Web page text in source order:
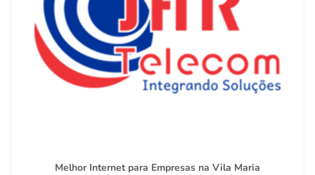
Melhor Internet para Empresas na Vila Maria